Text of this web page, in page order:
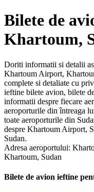
Bilete de
Khartoum,
Doriti informatii si detalii
Khartoum Airport,
complete si detaliate cu
ieftine bilete avion, bilete
informatii despre fiecare
aeroporturile din întreaga
toate aeroporturile din
despre Khartoum Airport,
Sudan.
Adresa aeroportului:
Khartoum, Sudan
Bilete de avion ieftine